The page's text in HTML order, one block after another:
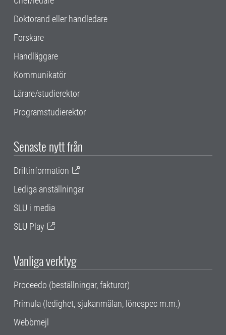
Doktorand eller handledare
Forskare
Handläggare
Kommunikatör
Lärare/studierektor
Programstudierektor
Senaste nytt från
Driftinformation
Lediga anställningar
SLU i media
SLU Play
Vanliga verktyg
Proceedo (beställningar, fakturor)
Primula (ledighet, sjukanmälan, lönespec m.m.)
Webbmejl